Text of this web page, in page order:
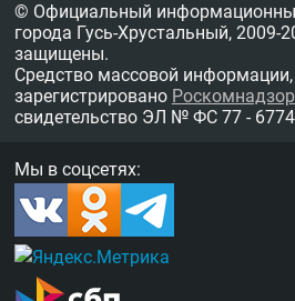
© Официальный
города Гусь-Хрустальный, 2009-
защищены.
Средство массовой информации,
зарегистрировано
свидетельство ЭЛ № ФС 77 -
Мы в соцсетях: